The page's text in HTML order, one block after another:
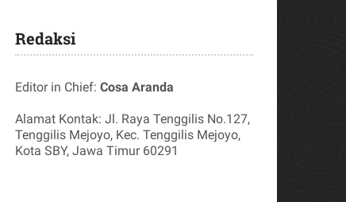
Redaksi
Editor in Chief: Cosa Aranda
Alamat Kontak: Jl. Raya Tenggilis No.127,
Tenggilis Mejoyo, Kec. Tenggilis Mejoyo,
Kota SBY, Jawa Timur 60291